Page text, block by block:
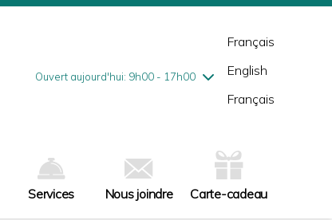
Ouvert aujourd'hui: 9h00 - 17h00
mardi7/28
10h00 - 18h00
vendredi7/31
10h00 - 21h00
Français
English
Français
Services Nous joindre Carte-cadeau